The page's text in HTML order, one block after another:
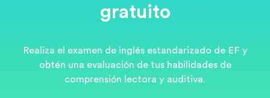
gratuito
Realiza el examen de inglés estandarizado de EF y
obtén una evaluación de tus habilidades de
comprensión lectora y auditiva.